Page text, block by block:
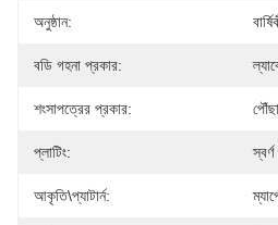
অনুষ্ঠান:
বডি গহনা প্রকার:
শংসাপত্রের প্রকার:
প্লাটিং:
আকৃতি\প্যাটার্ন: